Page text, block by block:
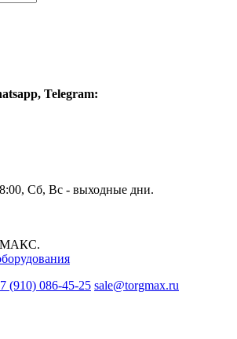
Telegram:
Сб, Вс - выходные дни.
(910) 086-45-25 sale@torgmax.ru